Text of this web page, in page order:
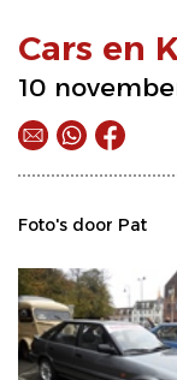
Cars en
10
Foto's door Pat